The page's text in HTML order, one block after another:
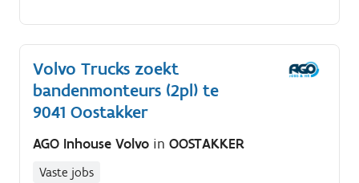
de productie en magazijninstallaties. Als
techniekexpert werk je nauw samen met een
dynamisch team en zorg je ervoor dat alles soepel
blijft draaien.
Volvo Trucks zoekt
bandenmonteurs (2pl) te
9041 Oostakker
AGO Inhouse Volvo in OOSTAKKER
Vaste jobs